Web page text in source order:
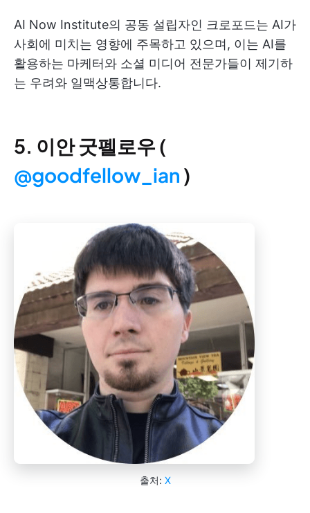
AI Now Institute의 공동 설립자인 크로포드는 AI가
사회에 미치는 영향에 주목하고 있으며, 이는 AI를
활용하는 마케터와 소셜 미디어 전문가들이 제기하
는 우려와 일맥상통합니다.
5. 이안 굿펠로우 (
@goodfellow_ian )
출처: X